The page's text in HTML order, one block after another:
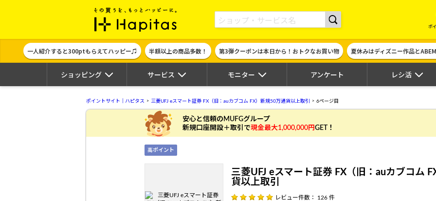
ポイント貯めて現金やギフト券に交換できるポイントサイト | ハピタス
ポ
一人紹介すると300ptもらえてハッピー♫ 半額以上の商品多数！ 第3弾クーポンは本日から！おトクなお買い物 夏休みはディズニー作品と
ショッピング サービス モニター アンケート レシ活
ポイントサイト｜ハピタス 三菱UFJ eスマート証券 FX（旧：auカブコム FX）新規50万通貨以上取引 6ページ目
安心と信頼のMUFGグループ
新規口座開設＋取引で現金最大1,000,000円GET！
高ポイント
三菱UFJ eスマート証券 FX（旧：auカブコム
貨以上取引
レビュー件数： 126 件